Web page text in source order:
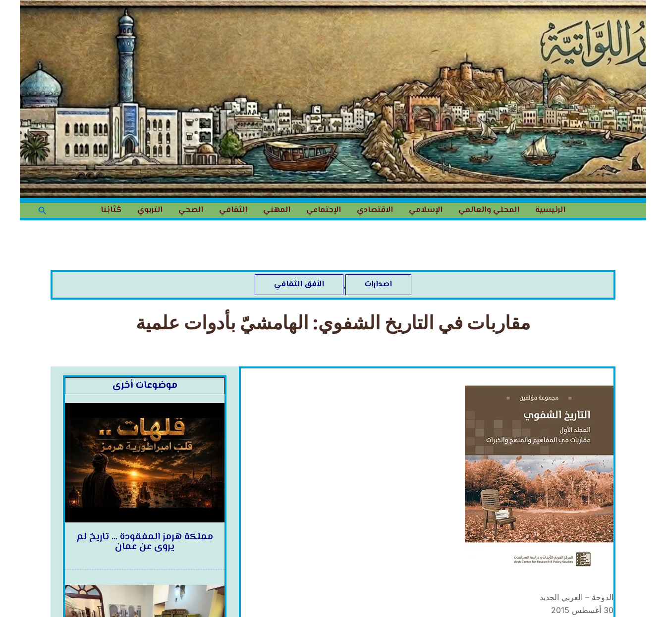
المحتوى
الرئيسية المحلي والعالمي الإسلامي الاقتصادي الإجتماعي المهني الثقافي الصحي التربوي كُتَابُنا البحث
اصدارات , الأفق الثقافي
مقاربات في التاريخ الشفوي: الهامشيّ بأدوات علمية
الدوحة – العربي الجديد
30 أغسطس 2015
موضوعات أخرى
مملكة هرمز المفقودة … تاريخ لم
يروى عن عمان